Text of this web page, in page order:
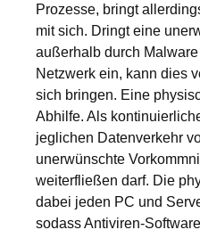
Prozesse, bringt
mit sich. Dringt eine
außerhalb durch
Netzwerk ein, kann dies
sich bringen. Eine
Abhilfe. Als
jeglichen Datenverkehr
unerwünschte
weiterfließen darf. Die
dabei jeden PC und
sodass Antiviren-